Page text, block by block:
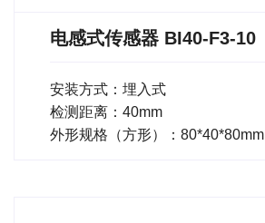
电感式传感器 BI40-F3-10
安装方式：埋入式
检测距离：40mm
外形规格（方形）：80*40*80mm